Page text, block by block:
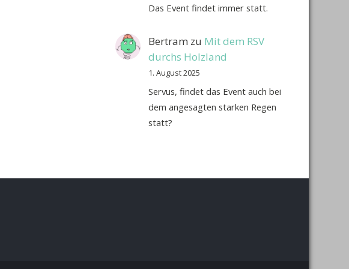
Das Event findet immer statt.
Bertram zu Mit dem RSV
durchs Holzland
1. August 2025
Servus, findet das Event auch bei
dem angesagten starken Regen
statt?